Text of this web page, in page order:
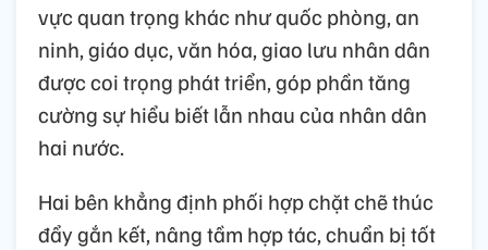
vực quan trọng khác như quốc phòng, an
ninh, giáo dục, văn hóa, giao lưu nhân dân
được coi trọng phát triển, góp phần tăng
cường sự hiểu biết lẫn nhau của nhân dân
hai nước.
Hai bên khẳng định phối hợp chặt chẽ thúc
đẩy gắn kết, nâng tầm hợp tác, chuẩn bị tốt